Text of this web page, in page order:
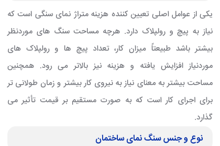
یکی از عوامل اصلی تعیین کننده هزینه متراژ نمای سنگی است که
نیاز به پیچ و رولپلاک دارد. هرچه مساحت سنگ های موردنظر
بیشتر باشد طبیعتاً میزان کار، تعداد پیچ ها و رولپلاک های
موردنیاز افزایش یافته و هزینه نیز بالاتر می رود. همچنین
مساحت بیشتر به معنای نیاز به نیروی کار بیشتر و زمان طولانی تر
برای اجرای کار است که به صورت مستقیم بر قیمت تأثیر می
گذارد.
نوع و جنس سنگ نمای ساختمان